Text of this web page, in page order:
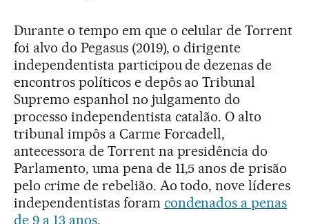
Durante o tempo em que o celular de Torrent
foi alvo do Pegasus (2019), o dirigente
independentista participou de dezenas de
encontros políticos e depôs ao Tribunal
Supremo espanhol no julgamento do
processo independentista catalão. O alto
tribunal impôs a Carme Forcadell,
antecessora de Torrent na presidência do
Parlamento, uma pena de 11,5 anos de prisão
pelo crime de rebelião. Ao todo, nove líderes
independentistas foram condenados a penas
de 9 a 13 anos.